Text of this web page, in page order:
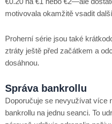
€0.20 na €1 nebo €2—ale
motivovala okamžitě vsadit
Proherní série jsou také
ztráty ještě před začátkem a
dosáhnou.
Správa bankrollu
Doporučuje se nevyužívat více
bankrollu na jednu seanci. To